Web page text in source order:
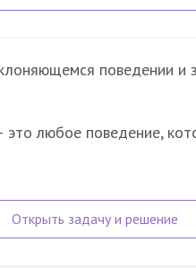
поведении
любое поведение,